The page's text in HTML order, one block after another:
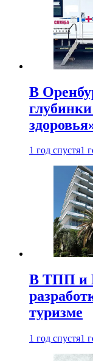
В
1 год спустя1
В ТПП и
туризме
1 год спустя1